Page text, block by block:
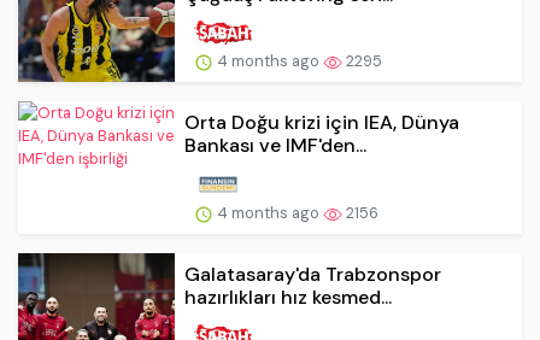
4 months ago 2295
Orta Doğu krizi için IEA, Dünya
Bankası ve IMF'den...
4 months ago 2156
Galatasaray'da Trabzonspor
hazırlıkları hız kesmed...